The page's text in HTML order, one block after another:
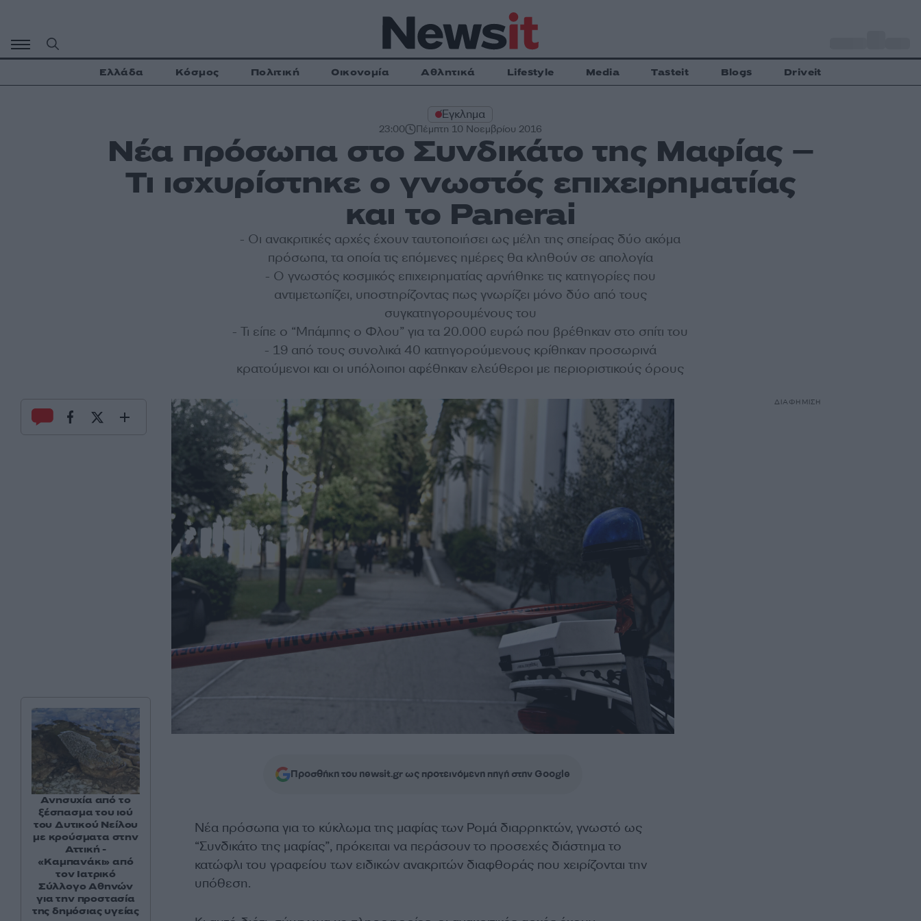
περιεχόμενο
Ελλάδα Κόσμος Πολιτική Οικονομία Αθλητικά Lifestyle Media Tasteit Blogs Driveit
Έγκλημα
23:00 Πέμπτη 10 Νοεμβρίου 2016
Νέα πρόσωπα στο Συνδικάτο της Μαφίας –
Τι ισχυρίστηκε ο γνωστός επιχειρηματίας
και το Panerai
- Οι ανακριτικές αρχές έχουν ταυτοποιήσει ως μέλη της σπείρας δύο ακόμα
πρόσωπα, τα οποία τις επόμενες ημέρες θα κληθούν σε απολογία
- Ο γνωστός κοσμικός επιχειρηματίας αρνήθηκε τις κατηγορίες που
αντιμετωπίζει, υποστηρίζοντας πως γνωρίζει μόνο δύο από τους
συγκατηγορουμένους του
- Τι είπε ο “Μπάμπης ο Φλου” για τα 20.000 ευρώ που βρέθηκαν στο σπίτι του
- 19 από τους συνολικά 40 κατηγορούμενους κρίθηκαν προσωρινά
κρατούμενοι και οι υπόλοιποι αφέθηκαν ελεύθεροι με περιοριστικούς όρους
Προσθήκη του newsit.gr ως προτεινόμενη πηγή στην Google
Νέα πρόσωπα για το κύκλωμα της μαφίας των Ρομά διαρρηκτών, γνωστό ως
“Συνδικάτο της μαφίας”, πρόκειται να περάσουν το προσεχές διάστημα το
κατώφλι του γραφείου των ειδικών ανακριτών διαφθοράς που χειρίζονται την
υπόθεση.
Ανησυχία από το
ξέσπασμα του ιού
του Δυτικού Νείλου
με κρούσματα στην
Αττική -
«Καμπανάκι» από
τον Ιατρικό
Σύλλογο Αθηνών
για την προστασία
της δημόσιας υγείας
ΔΙΑΦΗΜΙΣΗ